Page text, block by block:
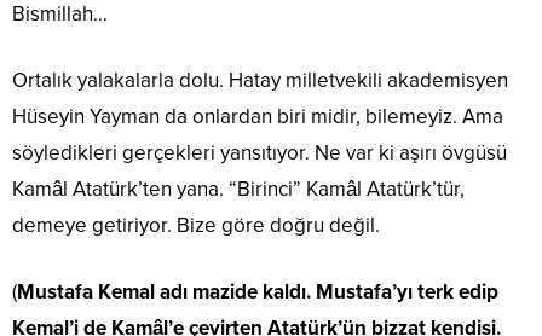
Bismillah…
Ortalık yalakalarla dolu. Hatay milletvekili akademisyen
Hüseyin Yayman da onlardan biri midir, bilemeyiz. Ama
söyledikleri gerçekleri yansıtıyor. Ne var ki aşırı övgüsü
Kamâl Atatürk’ten yana. “Birinci” Kamâl Atatürk’tür,
demeye getiriyor. Bize göre doğru değil.
(Mustafa Kemal adı mazide kaldı. Mustafa’yı terk edip
Kemal’i de Kamâl’e çevirten Atatürk’ün bizzat kendisi.